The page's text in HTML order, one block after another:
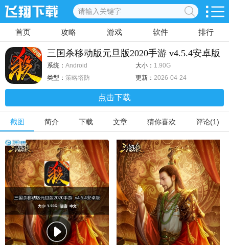
首页 攻略 游戏 软件 排行
三国杀移动版元旦版2020手游 v4.5.4安卓版
系统： Android 大小： 1.90G
类型： 策略塔防 更新： 2026-04-24
点击下载
截图 简介 下载 文章 猜你喜欢 评论(1)